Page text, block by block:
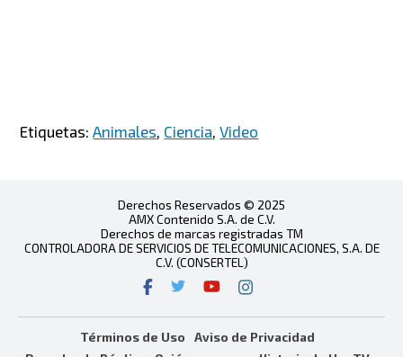
Etiquetas:Animales, Ciencia,Video
Derechos Reservados © 2025
AMX Contenido S.A. de C.V.
Derechos de marcas registradas TM
CONTROLADORA DE SERVICIOS DE TELECOMUNICACIONES, S.A. DE
C.V. (CONSERTEL)
Términos de Uso
Aviso de Privacidad